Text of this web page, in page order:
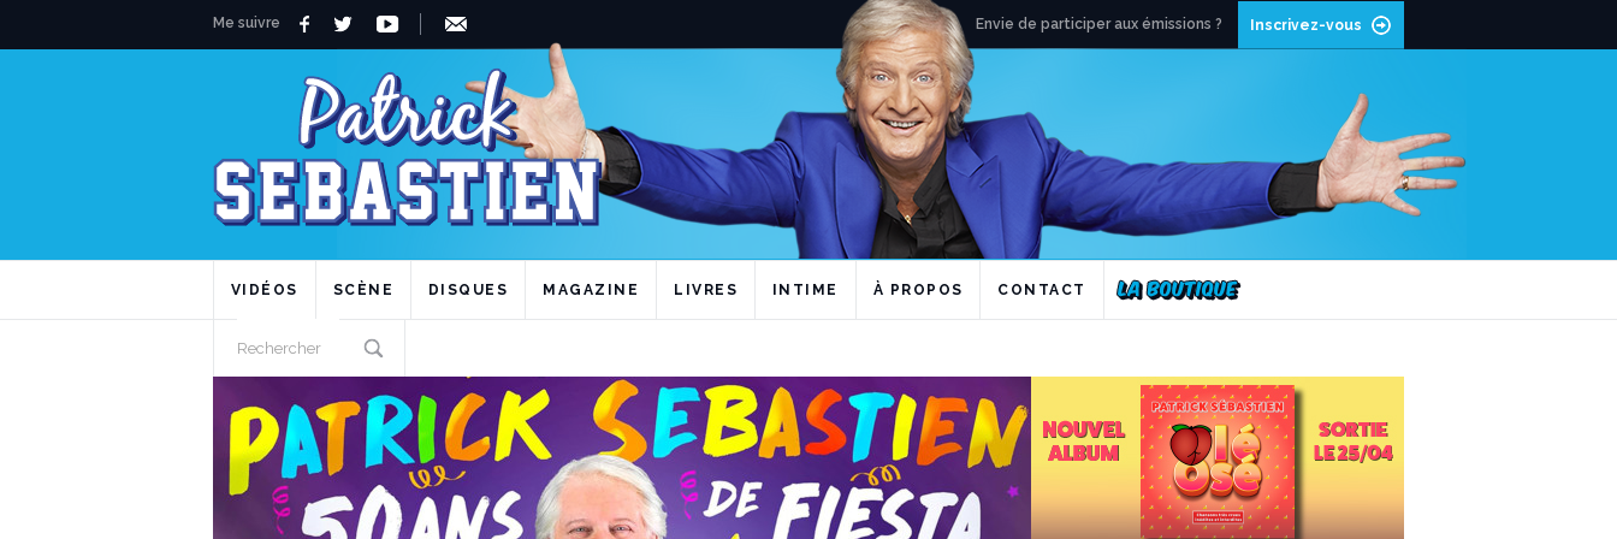
Me suivre Envie de participer aux émissions ? Inscrivez-vous
VIDÉOS SCÈNE DISQUES MAGAZINE LIVRES INTIME À PROPOS CONTACT
Une P'tite Pipe Hourra ! Acheter
Acheter
03.Au milieu de l'arene Acheter
04.Il fait chaud Acheter
Acheter
Ah... Si tu pouvais fermer ta gueule... Acheter
C'est chaud
On a gagné ce soir Acheter
Faut Qu'On Slash ! Acheter
Et pendant ce temps la
La Fiesta Remix 2010 Acheter
Acheter